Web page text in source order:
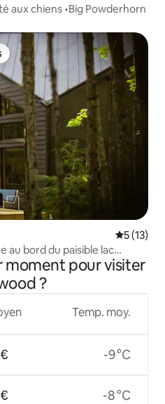
aux chiens •Big Powderhorn
plus appréciés
5 (13)
au bord du paisible lac
moment pour visiter
?
Temp. moy.
-9 °C
-8 °C